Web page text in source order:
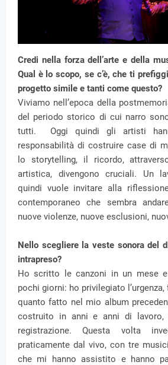
Credi nella forza dell’arte e della
Qual è lo scopo, se c’è, che ti
progetto simile e tanti come questo?
Viviamo nell’epoca della
del periodo storico di cui narro
tutti. Oggi quindi gli artisti
responsabilità di costruire case di
lo storytelling, il ricordo,
artistica, divengono cruciali. Un
quindi vuole invitare alla
contemporaneo che sembra
nuove violenze, nuove esclusioni,
Nello scegliere la veste sonora del
intrapreso?
Ho scritto le canzoni in un mese
pochi giorni: ho privilegiato l’urgenza,
quanto fatto nel mio album
costruito in anni e anni di lavoro,
registrazione. Questa volta
praticamente dal vivo, con tre
che mi hanno assistito e hanno